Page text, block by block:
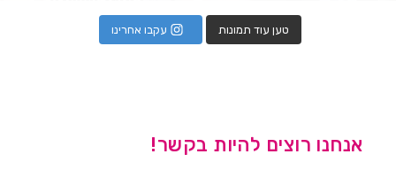
טען עוד תמונות עקבו אחרינו
אנחנו רוצים להיות בקשר!